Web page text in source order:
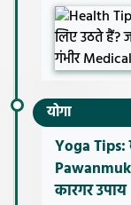
योगा
Yoga Tips:
कारगर उपाय